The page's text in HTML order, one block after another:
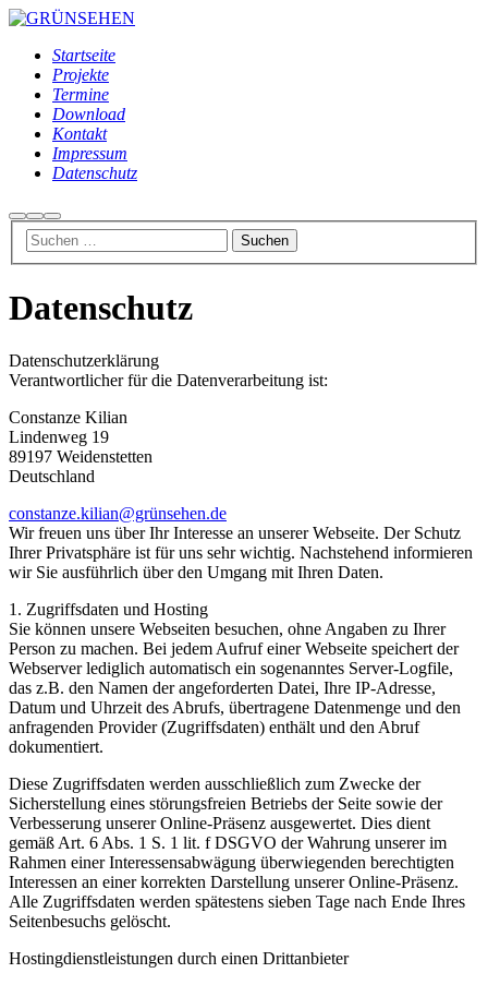
Startseite
Projekte
Termine
Download
Kontakt
Impressum
Datenschutz
Suchen
Weitere
Informationen
Hauptmenü
Datenschutz
Datenschutzerklärung
Verantwortlicher für die Datenverarbeitung ist:
Constanze Kilian
Lindenweg 19
89197 Weidenstetten
Deutschland
constanze.kilian@grünsehen.de
Wir freuen uns über Ihr Interesse an unserer Webseite. Der Schutz
Ihrer Privatsphäre ist für uns sehr wichtig. Nachstehend informieren
wir Sie ausführlich über den Umgang mit Ihren Daten.
1. Zugriffsdaten und Hosting
Sie können unsere Webseiten besuchen, ohne Angaben zu Ihrer
Person zu machen. Bei jedem Aufruf einer Webseite speichert der
Webserver lediglich automatisch ein sogenanntes Server-Logfile,
das z.B. den Namen der angeforderten Datei, Ihre IP-Adresse,
Datum und Uhrzeit des Abrufs, übertragene Datenmenge und den
anfragenden Provider (Zugriffsdaten) enthält und den Abruf
dokumentiert.
Diese Zugriffsdaten werden ausschließlich zum Zwecke der
Sicherstellung eines störungsfreien Betriebs der Seite sowie der
Verbesserung unserer Online-Präsenz ausgewertet. Dies dient
gemäß Art. 6 Abs. 1 S. 1 lit. f DSGVO der Wahrung unserer im
Rahmen einer Interessensabwägung überwiegenden berechtigten
Interessen an einer korrekten Darstellung unserer Online-Präsenz.
Alle Zugriffsdaten werden spätestens sieben Tage nach Ende Ihres
Seitenbesuchs gelöscht.
Hostingdienstleistungen durch einen Drittanbieter